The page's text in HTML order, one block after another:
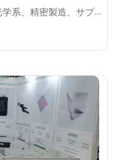
系、精密製造、サプ